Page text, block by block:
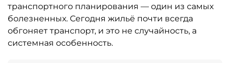
транспортного планирования — один из самых
болезненных. Сегодня жильё почти всегда
обгоняет транспорт, и это не случайность, а
системная особенность.